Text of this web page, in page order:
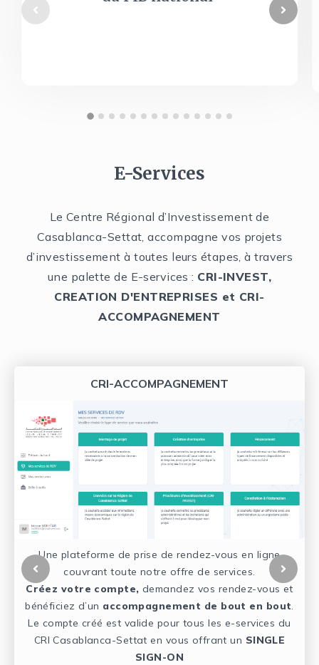
E-Services
Le Centre Régional d’Investissement de
Casablanca-Settat, accompagne vos projets
d’investissement à toutes leurs étapes, à travers
une palette de E-services : CRI-INVEST,
CREATION D'ENTREPRISES et CRI-
ACCOMPAGNEMENT
CRI-ACCOMPAGNEMENT
Une plateforme de prise de rendez-vous en ligne
couvrant toute notre offre de services.
Créez votre compte, demandez vos rendez-vous et
bénéficiez d’un accompagnement de bout en bout.
Le compte créé est valide pour tous les e-services du
CRI Casablanca-Settat en vous offrant un SINGLE
SIGN-ON